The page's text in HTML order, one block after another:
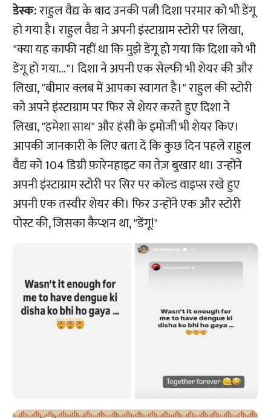
डेस्क:राहुल वैद्य के बाद उनकी पत्नी दिशा परमार को भी डेंगू
हो गया है। राहुल वैद्य ने अपनी इंस्टाग्राम स्टोरी पर लिखा,
"क्या यह काफी नहीं था कि मुझे डेंगू हो गया कि दिशा को भी
डेंगू हो गया..."। दिशा ने अपनी एक सेल्फी भी शेयर की और
लिखा, "बीमार क्लब में आपका स्वागत है।" राहुल की स्टोरी
को अपने इंस्टाग्राम पर फिर से शेयर करते हुए दिशा ने
लिखा, "हमेशा साथ" और हंसी के इमोजी भी शेयर किए।
आपकी जानकारी के लिए बता दें कि कुछ दिन पहले राहुल
वैद्य को 104 डिग्री फ़ारेनहाइट का तेज़ बुखार था। उन्होंने
अपनी इंस्टाग्राम स्टोरी पर सिर पर कोल्ड वाइप्स रखे हुए
अपनी एक तस्वीर शेयर की। फिर उन्होंने एक और स्टोरी
पोस्ट की, जिसका कैप्शन था, "डेंगू!"